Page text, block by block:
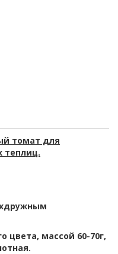
томат для
теплиц.
цвета, массой 60-70г,